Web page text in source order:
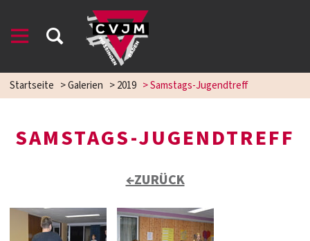
Startseite >Galerien >2019 >Samstags-Jugendtreff
SAMSTAGS-JUGENDTREFF
←ZURÜCK